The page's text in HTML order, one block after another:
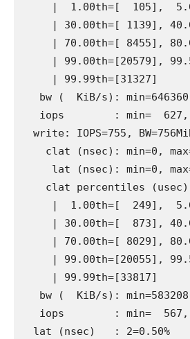
|  1.00th=[  105],
| 30.00th=[ 1139],
| 70.00th=[ 8455],
| 99.00th=[20579],
     | 99.99th=[31327]
bw (  KiB/s):
iops        : min=
write: IOPS=755,
clat (nsec): min=0,
lat (nsec): min=0,
clat percentiles
|  1.00th=[  249],
| 30.00th=[  873],
| 70.00th=[ 8029],
| 99.00th=[20055],
     | 99.99th=[33817]
bw (  KiB/s):
iops        : min=
  lat (nsec)   : 2=0.50%